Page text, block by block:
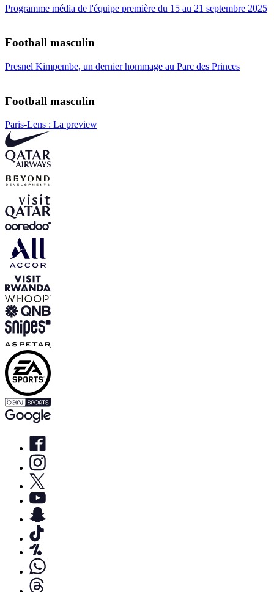
Programme média de l'équipe première du 15 au 21 septembre 2025
Football masculin
Presnel Kimpembe, un dernier hommage au Parc des Princes
Football masculin
Paris-Lens : La preview